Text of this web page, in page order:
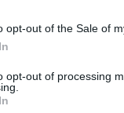
opt-out of the Sale of
opt-out of processing